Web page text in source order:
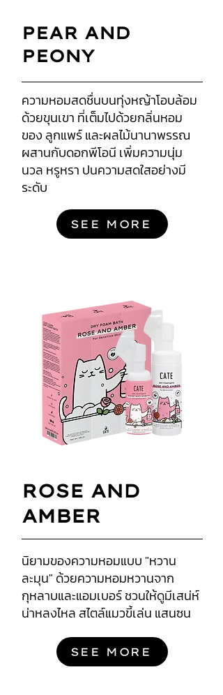
PEAR AND
PEONY
ความหอมสดชื่นบนทุ่งหญ้าโอบล้อม
ด้วยขุนเขา ที่เต็มไปด้วยกลิ่นหอม
ของ ลูกแพร์ และผลไม้นานาพรรณ
ผสานกับดอกพีโอนี เพิ่มความนุ่ม
นวล หรูหรา ปนความสดใสอย่างมี
ระดับ
SEE MORE
ROSE AND
AMBER
นิยามของความหอมแบบ "หวาน
ละมุน" ด้วยความหอมหวานจาก
กุหลาบและแอมเบอร์ ชวนให้ดูมีเสน่ห์
น่าหลงไหล สไตล์แมวขี้เล่น แสนซน
SEE MORE